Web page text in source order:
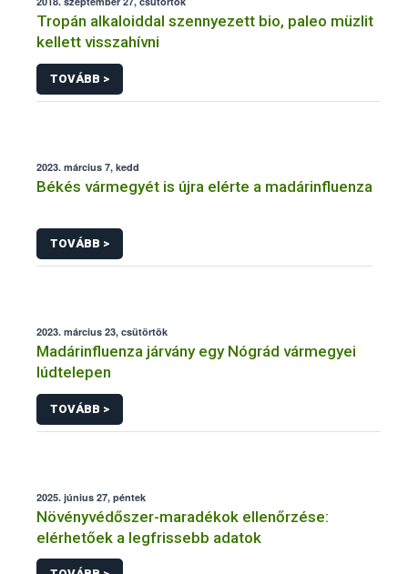
Tropán alkaloiddal szennyezett bio, paleo müzlit
kellett visszahívni
TOVÁBB >
2023. március 7, kedd
Békés vármegyét is újra elérte a madárinfluenza
TOVÁBB >
2023. március 23, csütörtök
Madárinfluenza járvány egy Nógrád vármegyei
lúdtelepen
TOVÁBB >
2025. június 27, péntek
Növényvédőszer-maradékok ellenőrzése:
elérhetőek a legfrissebb adatok